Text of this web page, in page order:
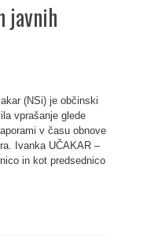
javnih
(NSi) je občinski
vprašanje glede
v času obnove
Ivanka UČAKAR –
in kot predsednico